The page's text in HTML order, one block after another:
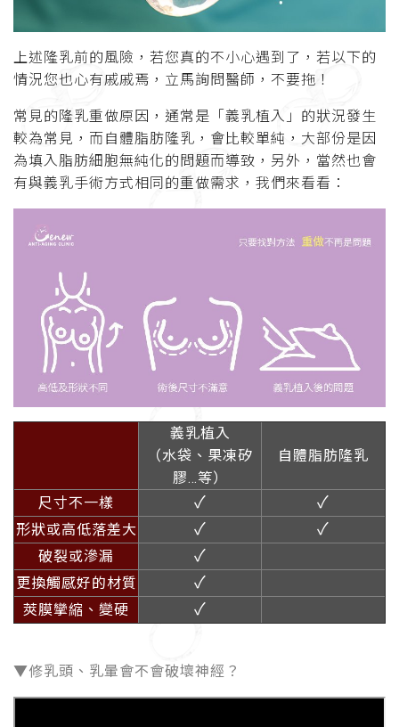
上述隆乳前的風險，若您真的不小心遇到了，若以下的
情況您也心有戚戚焉，立馬詢問醫師，不要拖！
常見的隆乳重做原因，通常是「義乳植入」的狀況發生
較為常見，而自體脂肪隆乳，會比較單純，大部份是因
為填入脂肪細胞無純化的問題而導致，另外，當然也會
有與義乳手術方式相同的重做需求，我們來看看：
義乳植入
（水袋、果凍矽
膠…等）
自體脂肪隆乳
尺寸不一樣 ✓ ✓
形狀或高低落差大 ✓ ✓
破裂或滲漏 ✓
更換觸感好的材質 ✓
莢膜攣縮、變硬 ✓
▼修乳頭、乳暈會不會破壞神經？